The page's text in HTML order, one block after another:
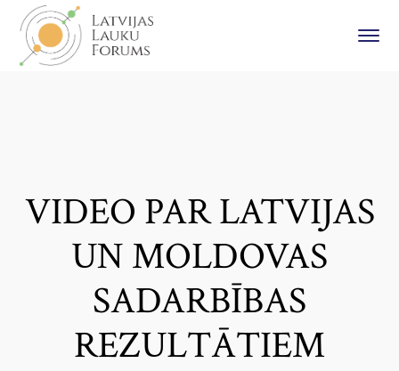
VIDEO PAR LATVIJAS
UN MOLDOVAS
SADARBĪBAS
REZULTĀTIEM